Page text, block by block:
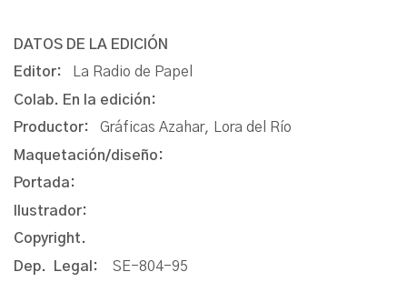
DATOS DE LA EDICIÓN
Editor:
La Radio de Papel
Colab. En la edición:
Productor: Gráficas Azahar, Lora del Río
Maquetación/diseño:
Portada:
Ilustrador:
Copyright.
Dep. Legal: SE-804-95